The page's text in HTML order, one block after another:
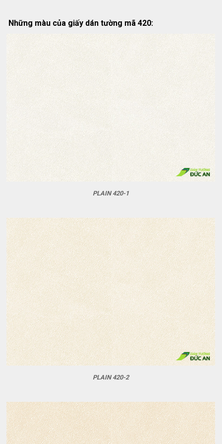
Những màu của giấy dán tường mã 420:
PLAIN 420-1
PLAIN 420-2